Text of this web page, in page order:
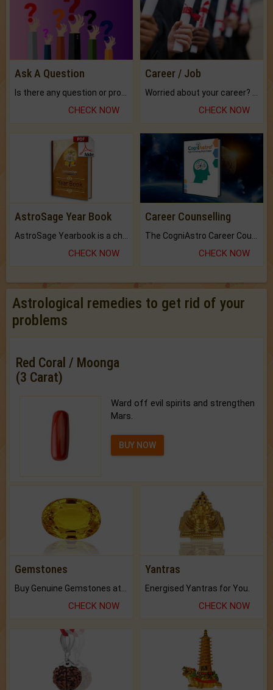
Ask A Question
CHECK NOW
Career / Job
CHECK NOW
AstroSage Year Book
CHECK NOW
Career Counselling
CHECK NOW
Astrological remedies to get rid of your
problems
Red Coral / Moonga
(3 Carat)
Ward off evil spirits and strengthen
Mars.
BUY NOW
Gemstones
CHECK NOW
Yantras
Energised Yantras for You.
CHECK NOW